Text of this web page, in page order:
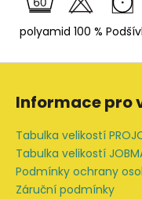
polyamid 100 %
Informace pro
Tabulka velikostí
Tabulka velikostí
Podmínky ochrany
Záruční podmínky